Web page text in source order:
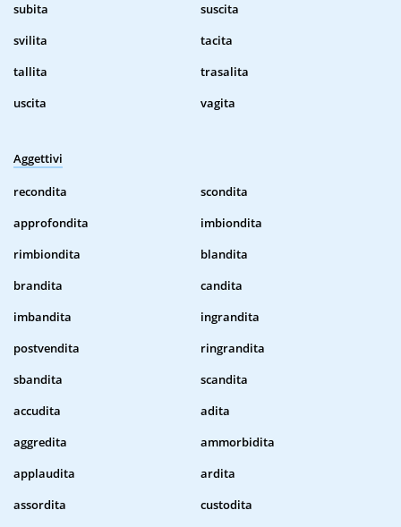
subita
suscita
svilita
tacita
tallita
trasalita
uscita
vagita
Aggettivi
recondita
scondita
approfondita
imbiondita
rimbiondita
blandita
brandita
candita
imbandita
ingrandita
postvendita
ringrandita
sbandita
scandita
accudita
adita
aggredita
ammorbidita
applaudita
ardita
assordita
custodita